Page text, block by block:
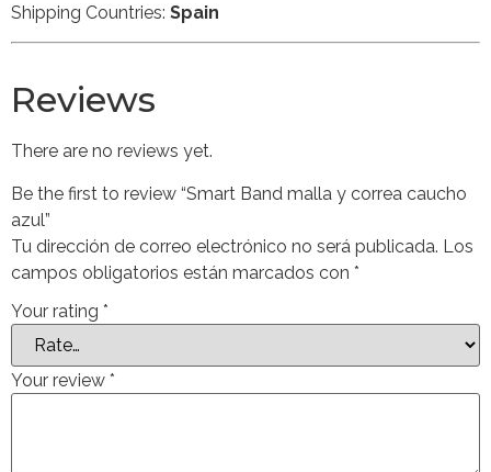
Shipping Countries: Spain
Reviews
There are no reviews yet.
Be the first to review “Smart Band malla y correa caucho
azul”
Tu dirección de correo electrónico no será publicada. Los
campos obligatorios están marcados con *
Your rating *
Your review *